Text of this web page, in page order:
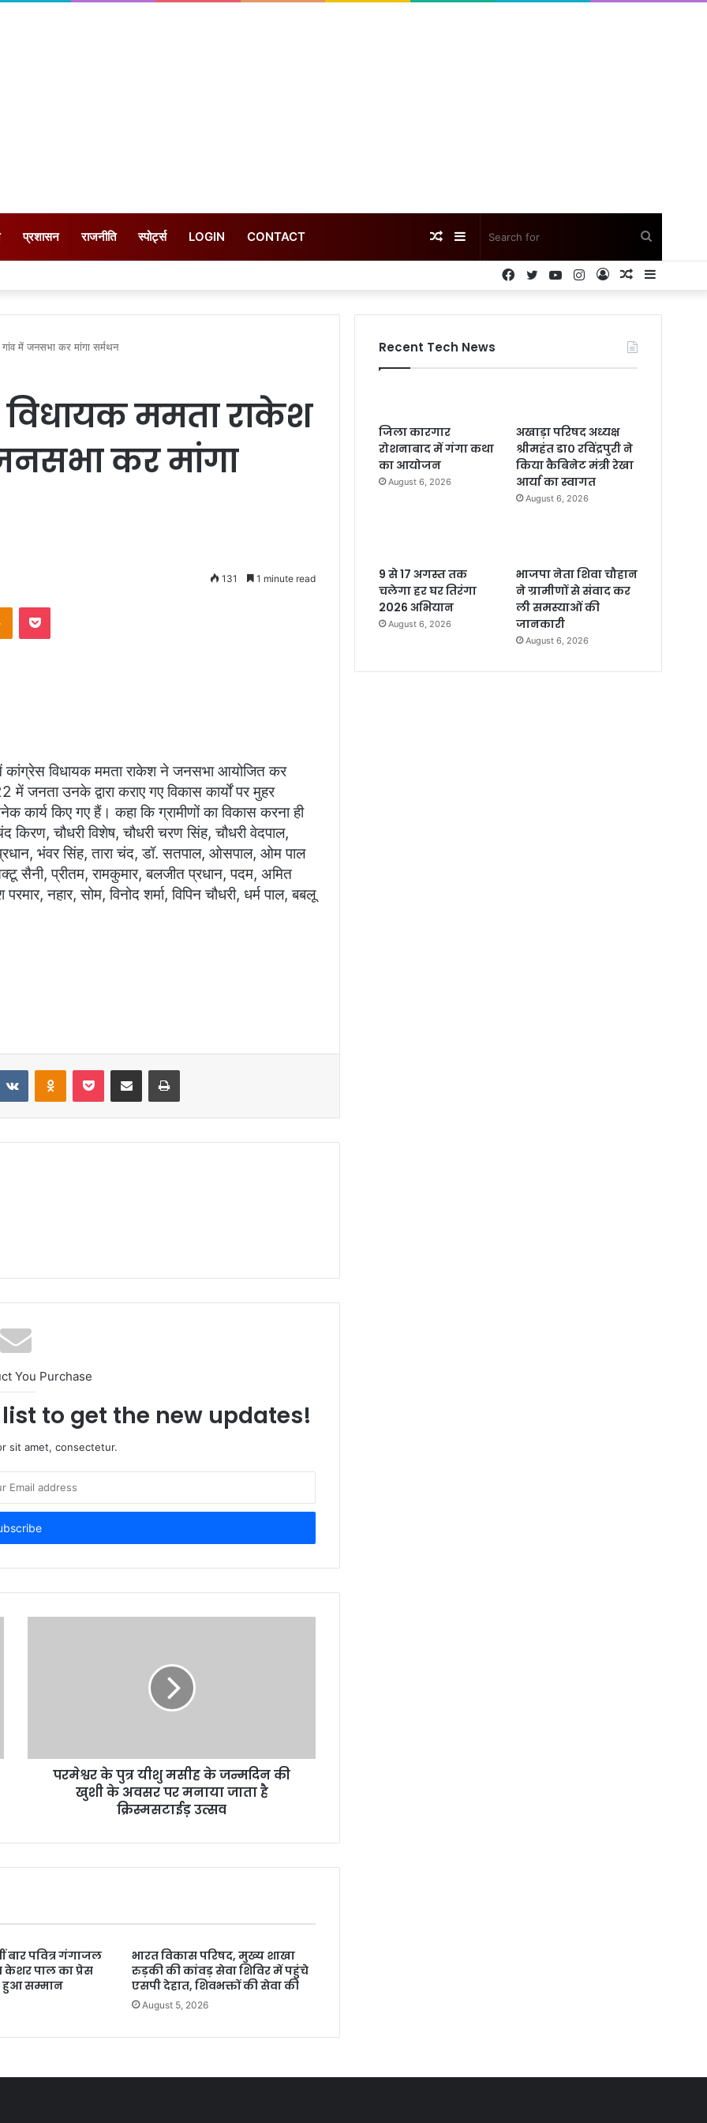
प्रशासन राजनीति स्पोर्ट्स LOGIN CONTACT
for
Sidebar
Random
Sidebar
Random
Log
Instagram
YouTube
Twitter
Facebook
में जनसभा कर मांगा सर्मथन
ममता राकेश
कर मांगा
131 1 minute read
Odnoklassniki
Pocket
विधायक ममता राकेश ने जनसभा आयोजित कर
में जनता उनके द्वारा कराए गए विकास कार्यों पर मुहर
किए गए हैं। कहा कि ग्रामीणों का विकास करना ही
चौधरी विशेष, चौधरी चरण सिंह, चौधरी वेदपाल,
भंवर सिंह, तारा चंद, डॉ. सतपाल, ओसपाल, ओम पाल
सैनी, प्रीतम, रामकुमार, बलजीत प्रधान, पदम, अमित
नहार, सोम, विनोद शर्मा, विपिन चौधरी, धर्म पाल, बबलू
VKontakteOdnoklassniki
Pocket Share via Email Print
You Purchase
to get the new updates!
sit amet, consectetur.
परमेश्वर के पुत्र यीशु मसीह के जन्मदिन की
खुशी के अवसर पर मनाया जाता है
क्रिस्मसटाईड़ उत्सव
बार पवित्र गंगाजल
केशर पाल का प्रेस
हुआ सम्मान
भारत विकास परिषद, मुख्य शाखा
रुड़की की कांवड़ सेवा शिविर में पहुंचे
एसपी देहात, शिवभक्तों की सेवा की
August 5, 2026
Recent Tech News
जिला कारगार
रोशनाबाद में गंगा कथा
का आयोजन
August 6, 2026
अखाड़ा परिषद अध्यक्ष
श्रीमहंत डा० रविंद्रपुरी ने
किया कैबिनेट मंत्री रेखा
आर्या का स्वागत
August 6, 2026
9 से 17 अगस्त तक
चलेगा हर घर तिरंगा
2026 अभियान
August 6, 2026
भाजपा नेता शिवा चौहान
ने ग्रामीणों से संवाद कर
ली समस्याओं की
जानकारी
August 6, 2026